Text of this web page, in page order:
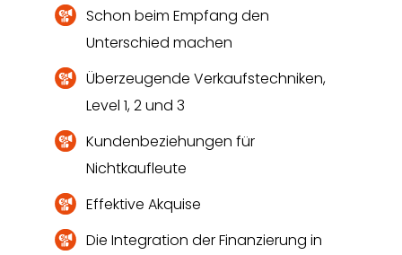
Schon beim Empfang den
Unterschied machen
Überzeugende Verkaufstechniken,
Level 1, 2 und 3
Kundenbeziehungen für
Nichtkaufleute
Effektive Akquise
Die Integration der Finanzierung in